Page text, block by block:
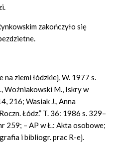
zakończyło się
na ziemi łódzkiej, W. 1977 s.
Woźniakowski M., Iskry w
216; Wasiak J., Anna
Łódz.” T. 36: 1986 s. 329–
259; – AP w Ł.: Akta osobowe;
i bibliogr. prac R-ej.